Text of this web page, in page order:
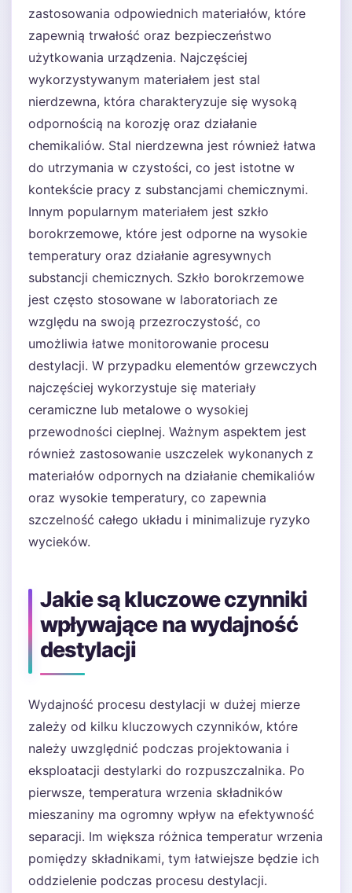
zastosowania odpowiednich materiałów, które
zapewnią trwałość oraz bezpieczeństwo
użytkowania urządzenia. Najczęściej
wykorzystywanym materiałem jest stal
nierdzewna, która charakteryzuje się wysoką
odpornością na korozję oraz działanie
chemikaliów. Stal nierdzewna jest również łatwa
do utrzymania w czystości, co jest istotne w
kontekście pracy z substancjami chemicznymi.
Innym popularnym materiałem jest szkło
borokrzemowe, które jest odporne na wysokie
temperatury oraz działanie agresywnych
substancji chemicznych. Szkło borokrzemowe
jest często stosowane w laboratoriach ze
względu na swoją przezroczystość, co
umożliwia łatwe monitorowanie procesu
destylacji. W przypadku elementów grzewczych
najczęściej wykorzystuje się materiały
ceramiczne lub metalowe o wysokiej
przewodności cieplnej. Ważnym aspektem jest
również zastosowanie uszczelek wykonanych z
materiałów odpornych na działanie chemikaliów
oraz wysokie temperatury, co zapewnia
szczelność całego układu i minimalizuje ryzyko
wycieków.
Jakie są kluczowe czynniki
wpływające na wydajność
destylacji
Wydajność procesu destylacji w dużej mierze
zależy od kilku kluczowych czynników, które
należy uwzględnić podczas projektowania i
eksploatacji destylarki do rozpuszczalnika. Po
pierwsze, temperatura wrzenia składników
mieszaniny ma ogromny wpływ na efektywność
separacji. Im większa różnica temperatur wrzenia
pomiędzy składnikami, tym łatwiejsze będzie ich
oddzielenie podczas procesu destylacji.